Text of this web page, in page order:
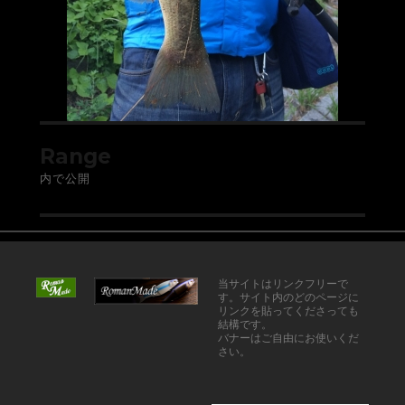
Range
内で公開
当サイトはリンクフリーで
す。サイト内のどのページに
リンクを貼ってくださっても
結構です。
バナーはご自由にお使いくだ
さい。